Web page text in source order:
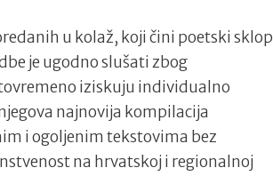
u kolaž, koji čini poetski sklop
je ugodno slušati zbog
iziskuju individualno
najnovija kompilacija
i ogoljenim tekstovima bez
na hrvatskoj i regionalnoj